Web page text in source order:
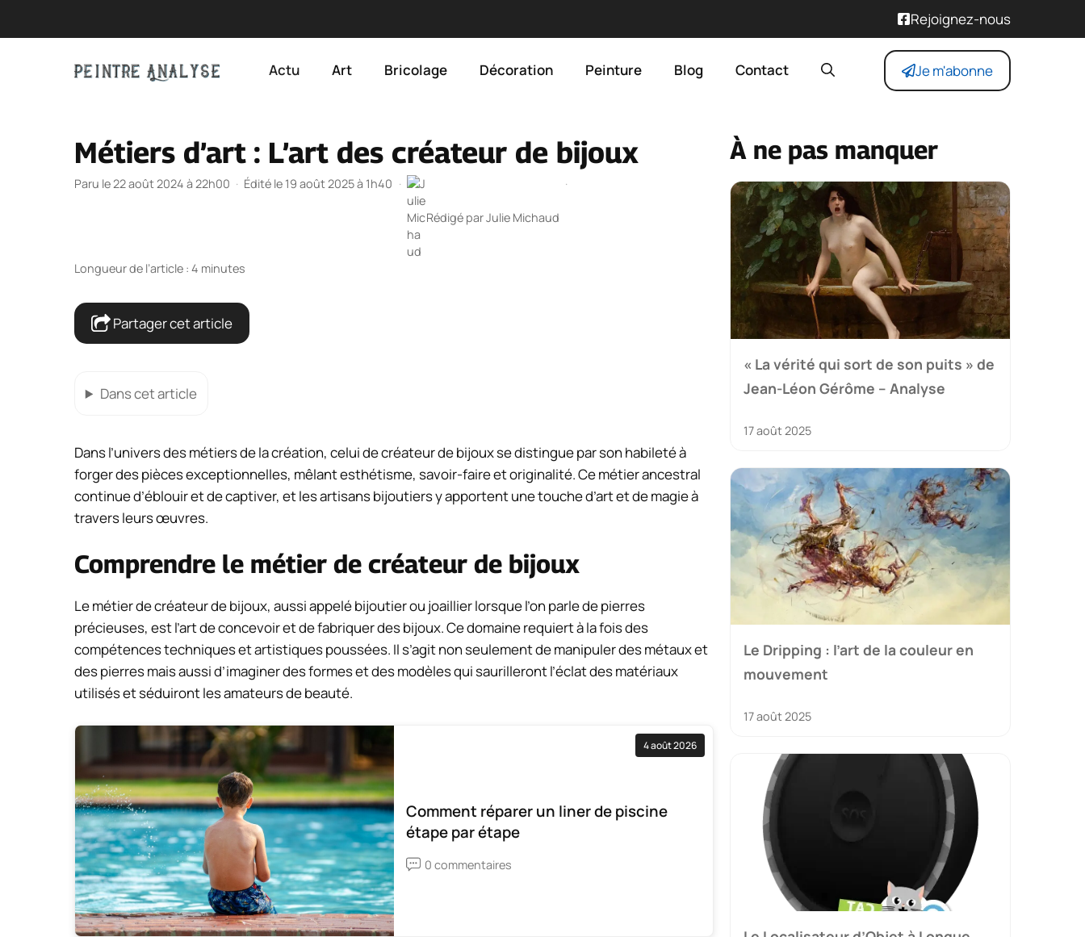
Rejoignez-nous
Actu Art Bricolage Décoration Peinture Blog Contact Je m'abonne
Métiers d’art : L’art des créateur de bijoux
Paru le 22 août 2024 à 22h00 · Édité le 19 août 2025 à 1h40 ·
Rédigé parJulie Michaud
·
Longueur de l’article : 4 minutes
Partager cet article
Dans cet article
Dans l’univers des métiers de la création, celui de créateur de bijoux se distingue par son habileté à
forger des pièces exceptionnelles, mêlant esthétisme, savoir-faire et originalité. Ce métier ancestral
continue d’éblouir et de captiver, et les artisans bijoutiers y apportent une touche d’art et de magie à
travers leurs œuvres.
Comprendre le métier de créateur de bijoux
Le métier de créateur de bijoux, aussi appelé bijoutier ou joaillier lorsque l’on parle de pierres
précieuses, est l’art de concevoir et de fabriquer des bijoux. Ce domaine requiert à la fois des
compétences techniques et artistiques poussées. Il s’agit non seulement de manipuler des métaux et
des pierres mais aussi d’imaginer des formes et des modèles qui saurilleront l’éclat des matériaux
utilisés et séduiront les amateurs de beauté.
4 août 2026
Comment réparer un liner de piscine
étape par étape
0 commentaires
À ne pas manquer
« La vérité qui sort de son puits » de
Jean-Léon Gérôme – Analyse
17 août 2025
Le Dripping : l’art de la couleur en
mouvement
17 août 2025